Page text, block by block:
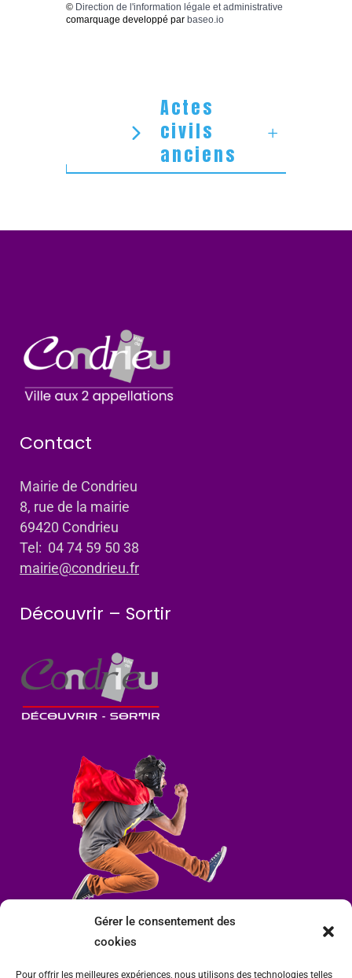
Gérer le consentement des
cookies
Pour offrir les meilleures expériences, nous utilisons des technologies telles
© Direction de l'information légale et administrative
comarquage developpé par baseo.io
Actes
civils
anciens
Contact
Mairie de Condrieu
8, rue de la mairie
69420 Condrieu
Tel: 04 74 59 50 38
mairie@condrieu.fr
Découvrir – Sortir